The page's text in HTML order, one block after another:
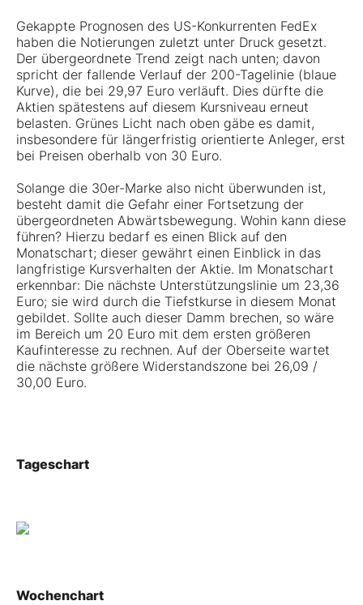
Gekappte Prognosen des US-Konkurrenten FedEx
haben die Notierungen zuletzt unter Druck gesetzt.
Der übergeordnete Trend zeigt nach unten; davon
spricht der fallende Verlauf der 200-Tagelinie (blaue
Kurve), die bei 29,97 Euro verläuft. Dies dürfte die
Aktien spätestens auf diesem Kursniveau erneut
belasten. Grünes Licht nach oben gäbe es damit,
insbesondere für längerfristig orientierte Anleger, erst
bei Preisen oberhalb von 30 Euro.
Solange die 30er-Marke also nicht überwunden ist,
besteht damit die Gefahr einer Fortsetzung der
übergeordneten Abwärtsbewegung. Wohin kann diese
führen? Hierzu bedarf es einen Blick auf den
Monatschart; dieser gewährt einen Einblick in das
langfristige Kursverhalten der Aktie. Im Monatschart
erkennbar: Die nächste Unterstützungslinie um 23,36
Euro; sie wird durch die Tiefstkurse in diesem Monat
gebildet. Sollte auch dieser Damm brechen, so wäre
im Bereich um 20 Euro mit dem ersten größeren
Kaufinteresse zu rechnen. Auf der Oberseite wartet
die nächste größere Widerstandszone bei 26,09 /
30,00 Euro.
Tageschart
Wochenchart